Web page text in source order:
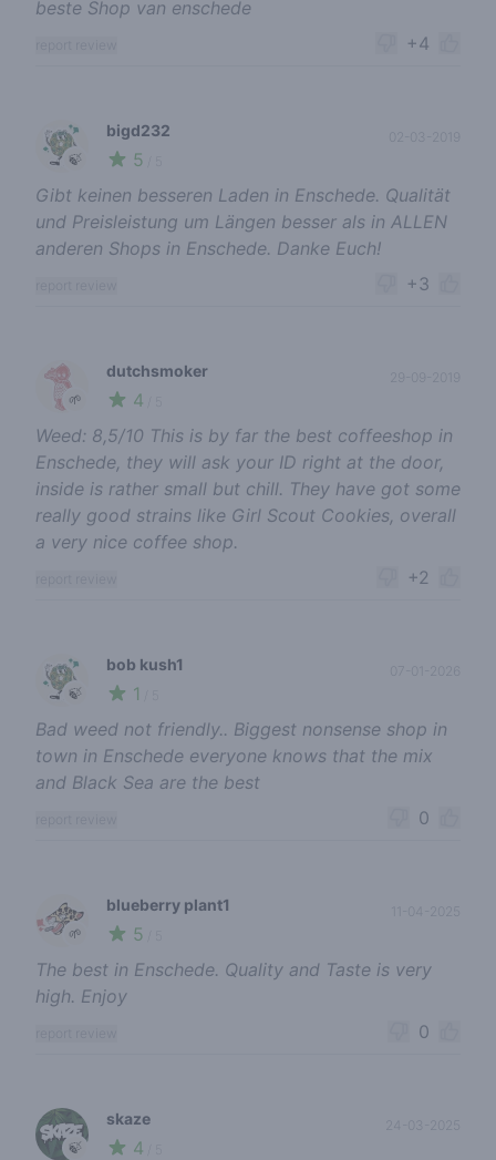
beste Shop van enschede
+4
🍃
bigd232
5
02-03-2019
Gibt keinen besseren Laden in Enschede. Qualität
und Preisleistung um Längen besser als in ALLEN
anderen Shops in Enschede. Danke Euch!
+3
🌱
dutchsmoker
4
Weed: 8,5/10 This is by far the best coffeeshop in
Enschede, they will ask your ID right at the door,
inside is rather small but chill. They have got some
really good strains like Girl Scout Cookies, overall
a very nice coffee shop.
+2
🍃
bob kush1
1
Bad weed not friendly.. Biggest nonsense shop in
town in Enschede everyone knows that the mix
and Black Sea are the best
0
🌱
blueberry plant1
5
The best in Enschede. Quality and Taste is very
high. Enjoy
0
🍃
skaze
4
24-03-2025